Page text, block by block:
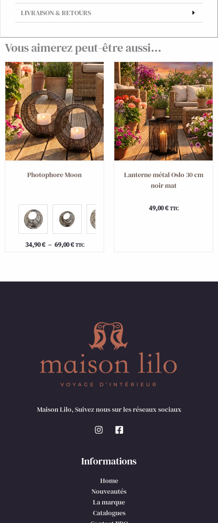
LIVRAISON & RETOURS
Vous aimerez peut-être aussi…
Photophore Moon
34,90€ – 69,00€
Plage
de
prix :
34,90 €
à
69,00 €
TTC
Lanterne métal Oslo 30 cm
noir mat
49,00€ TTC
Maison Lilo, Suivez nous sur les réseaux sociaux
Informations
Home
Nouveautés
La marque
Catalogues